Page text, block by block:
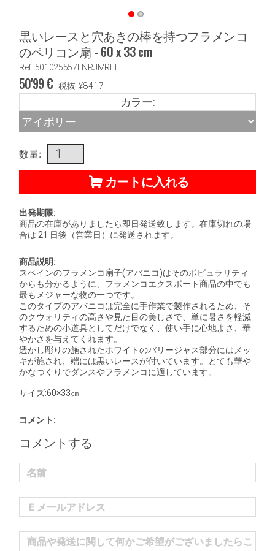
黒いレースと穴あきの棒を持つフラメンコ
のペリコン扇 - 60 x 33 cm
Ref: 501025557ENRJMRFL
50'99€ 税抜 ¥8417
カラー:
数量:
カートに入れる
出発期限:
商品の在庫がありましたら即日発送致します。在庫切れの場
合は 21 日後（営業日）に発送されます。
商品説明:
スペインのフラメンコ扇子(アバニコ)はそのポピュラリティ
からも分かるように、フラメンコエクスポート商品の中でも
最もメジャーな物の一つです。
このタイプのアバニコは完全に手作業で製作されるため、そ
のクウォリティの高さや見た目の美しさで、単に暑さを軽減
するための小道具としてだけでなく、使い手に心地よさ、華
やかさを与えてくれます。
透かし彫りの施されたホワイトのバリージャス部分にはメッ
キが施され、端には黒いレースが付いています。とても華や
かなつくりでダンスやフラメンコに適しています。
サイズ:60×33㎝
コメント:
コメントする
名前
Ｅメールアドレス
商品や発送に関して何かご希望がございましたらこ